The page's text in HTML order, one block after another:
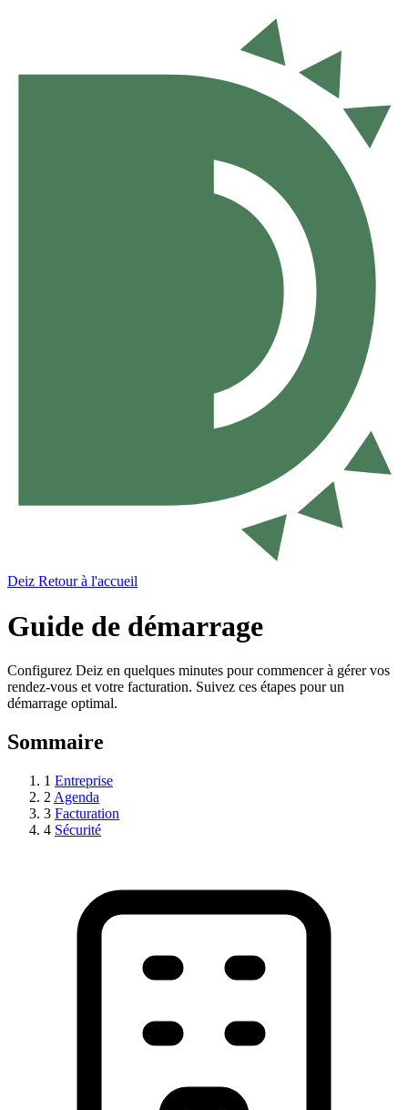
Deiz Retour à l'accueil
Guide de démarrage
Configurez Deiz en quelques minutes pour commencer à gérer vos
rendez-vous et votre facturation. Suivez ces étapes pour un
démarrage optimal.
Sommaire
1 Entreprise
2 Agenda
3 Facturation
4 Sécurité